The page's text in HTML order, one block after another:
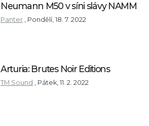
Neumann M50 v síni slávy NAMM
Panter , Pondělí, 18. 7. 2022
Arturia: Brutes Noir Editions
TM Sound , Pátek, 11. 2. 2022